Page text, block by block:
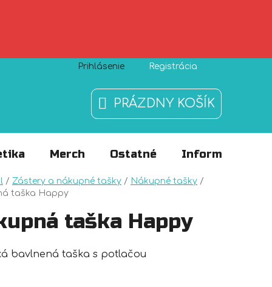
Zásady používania súborov cookies O nás
Prihlásenie Registrácia
NÁKUPNÝ
KOŠÍK
PRÁZDNY KOŠÍK
Merch Ostatné Informácie
/ Zástery a nákupné tašky / Nákupné tašky /
taška Happy
taška Happy
bavlnená taška s potlačou